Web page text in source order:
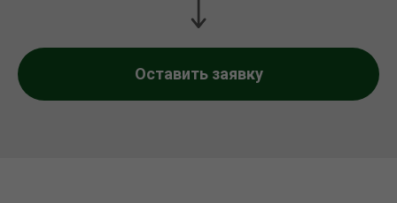
Оставить заявку